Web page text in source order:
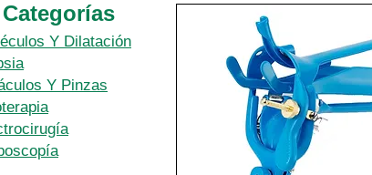
Y Dilatación
Y Pinzas
Categorías